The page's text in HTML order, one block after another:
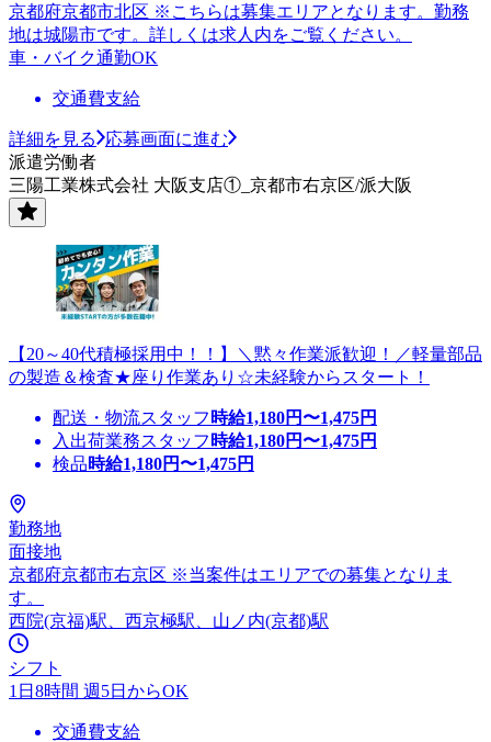
京都府京都市北区 ※こちらは募集エリアとなります。勤務
地は城陽市です。詳しくは求人内をご覧ください。
車・バイク通勤OK
交通費支給
詳細を見る
応募画面に進む
派遣労働者
三陽工業株式会社 大阪支店①_京都市右京区/派大阪
【20～40代積極採用中！！】＼黙々作業派歓迎！／軽量部品
の製造＆検査★座り作業あり☆未経験からスタート！
配送・物流スタッフ 時給1,180円〜1,475円
入出荷業務スタッフ 時給1,180円〜1,475円
検品時給1,180円〜1,475円
勤務地
面接地
京都府京都市右京区 ※当案件はエリアでの募集となりま
す。
西院(京福)駅、西京極駅、山ノ内(京都)駅
シフト
1日8時間 週5日からOK
交通費支給